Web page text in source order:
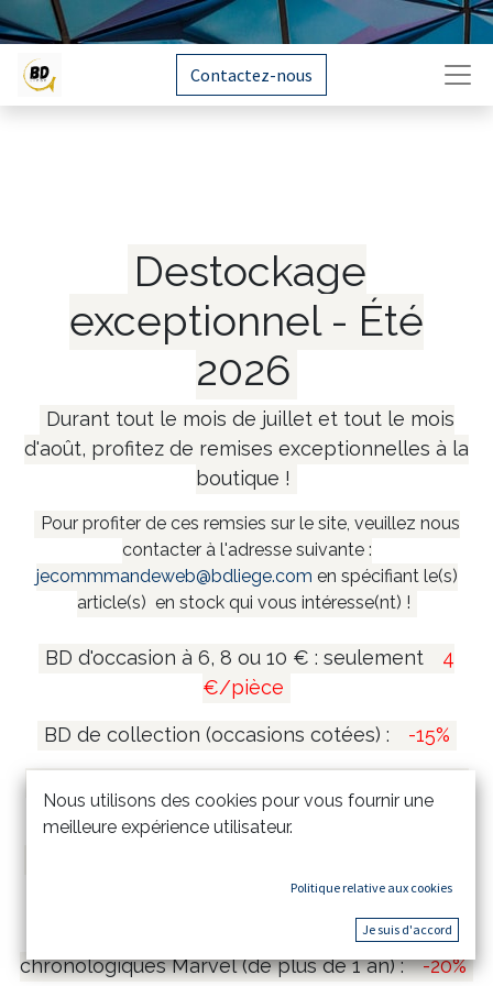
Contactez-nous
Destockage
exceptionnel - Été
2026
Durant tout le mois de juillet et tout le mois
d'août, profitez de remises exceptionnelles à la
boutique !
Pour profiter de ces remsies sur le site, veuillez nous
contacter à l'adresse suivante :
jecommmandeweb@bdliege.com en spécifiant le(s)
article(s) en stock qui vous intéresse(nt) !
BD d'occasion à 6, 8 ou 10 € : seulement
4
€/pièce
BD de collection (occasions cotées) : -15%
:
-20%
-15%
Comics Marvel Omnibus & Intégrales
chronologiques Marvel (de plus de 1 an) : -20%
Nous utilisons des cookies pour vous fournir une
meilleure expérience utilisateur.
Politique relative aux cookies
Je suis d'accord